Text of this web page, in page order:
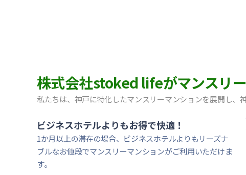
【灘区・JR六甲道】Sステイ六甲道SOUTH・OL｜禁
【東灘区・摂津本山】Sステイ本山サンハイツOL｜禁
【東灘区・JR住吉】Sステイ神戸住吉本町OL｜禁煙ル
【西宮北口】Sステイ西宮北口第２｜禁煙ルーム・Wi-
【西宮北口】Sステイ西宮北口第２｜禁煙ルーム・Wi-Fi
株式会社stoked lifeがマンスリ
私たちは、神戸に特化したマンスリーマンションを展開し、
ビジネスホテルよりもお得で快適！
1か月以上の滞在の場合、ビジネスホテルよりもリーズナ
ブルなお値段でマンスリーマンションがご利用いただけま
す。